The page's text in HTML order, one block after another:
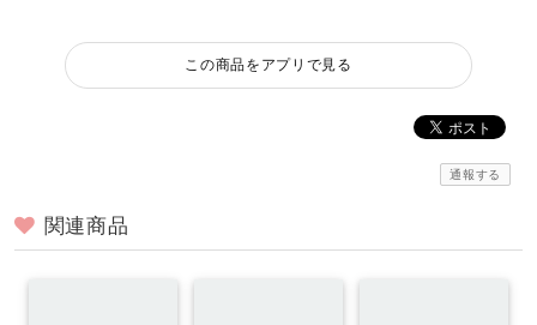
この商品をアプリで見る
通報する
関連商品